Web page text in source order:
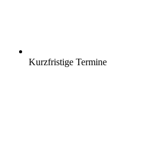
Kurzfristige Termine